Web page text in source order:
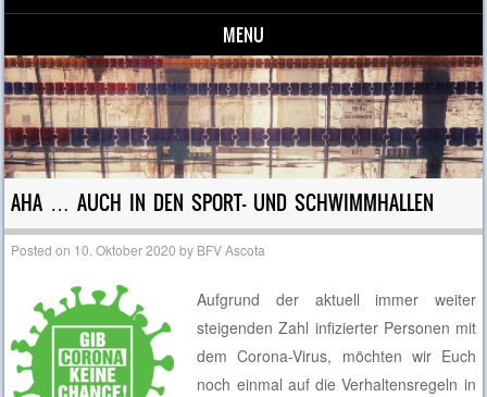
MENU
Skip to content
AHA … AUCH IN DEN SPORT- UND SCHWIMMHALLEN
Posted on 10. Oktober 2020 by BFV Ascota
Aufgrund der aktuell immer weiter
steigenden Zahl infizierter Personen mit
dem Corona-Virus, möchten wir Euch
noch einmal auf die Verhaltensregeln in